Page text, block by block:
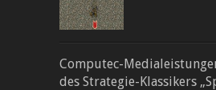
Computec-
des Strategie-Klassikers